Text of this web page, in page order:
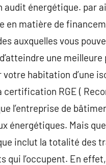
audit énergétique. par
en matière de
auxquelles vous
une
habitation d’une
RGE (
l’entreprise de
énergétiques. Mais
inclut la totalité des
qui l’occupent. En